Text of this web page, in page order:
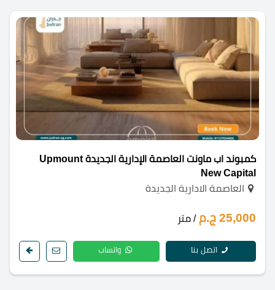
كمبوند اب ماونت العاصمة الإدارية الجديدة Upmount
New Capital
العاصمة الادارية الجديدة
25,000 ج.م / متر
اتصل بنا واتساب